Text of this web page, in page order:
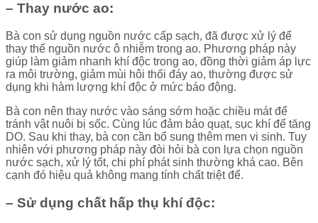
– Thay nước ao:
Bà con sử dụng nguồn nước cấp sạch, đã được xử lý để
thay thế nguồn nước ô nhiễm trong ao. Phương pháp này
giúp làm giảm nhanh khí độc trong ao, đồng thời giảm áp lực
ra môi trường, giảm mùi hôi thối đáy ao, thường được sử
dụng khi hàm lượng khí độc ở mức báo động.
Bà con nên thay nước vào sáng sớm hoặc chiều mát để
tránh vật nuôi bị sốc. Cùng lúc đảm bảo quạt, sục khí để tăng
DO. Sau khi thay, bà con cần bổ sung thêm men vi sinh. Tuy
nhiên với phương pháp này đòi hỏi bà con lựa chọn nguồn
nước sạch, xử lý tốt, chi phí phát sinh thường khá cao. Bên
cạnh đó hiệu quả không mang tính chất triệt để.
– Sử dụng chất hấp thụ khí độc: